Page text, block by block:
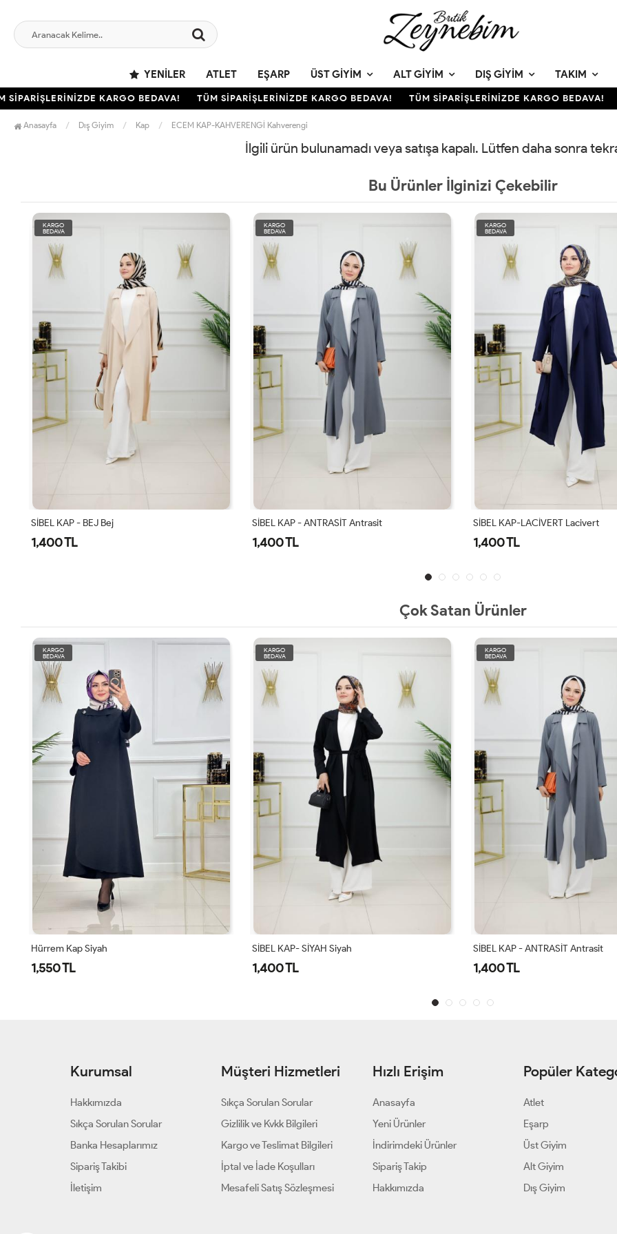
YENILER ATLET EŞARP ÜST GIYIM ALT GIYIM DIŞ GIYIM TAKIM
KARGO BEDAVA! TÜM SİPARİŞLERİNİZDE KARGO BEDAVA! TÜM SİPARİŞLERİNİZDE KARGO BEDAVA!
Anasayfa Dış Giyim Kap ECEM KAP-KAHVERENGİ Kahverengi
İlgili ürün bulunamadı veya satışa kapalı. Lütfen daha sonra
Bu Ürünler İlginizi Çekebilir
KARGO
BEDAVA
SİBEL KAP - ANTRASİT Antrasit
1,400 TL
KARGO
BEDAVA
SİBEL KAP-LACİVERT Lacivert
1,400 TL
KARGO
BEDAVA
HÜRREM KAP KIŞLIK-BEJ
1,750 TL
Çok Satan Ürünler
KARGO
BEDAVA
SİBEL KAP- SİYAH Siyah
1,400 TL
KARGO
BEDAVA
SİBEL KAP - ANTRASİT Antrasit
1,400 TL
KARGO
BEDAVA
Hürrem Kap Lacivert
1,550 TL
Kurumsal
Hakkımızda
Sıkça Sorulan Sorular
Banka Hesaplarımız
Sipariş Takibi
İletişim
Müşteri Hizmetleri
Sıkça Sorulan Sorular
Gizlilik ve Kvkk Bilgileri
Kargo ve Teslimat Bilgileri
İptal ve İade Koşulları
Mesafeli Satış Sözleşmesi
Hızlı Erişim
Anasayfa
Yeni Ürünler
İndirimdeki Ürünler
Sipariş Takip
Hakkımızda
Popüler
Atlet
Eşarp
Üst Giyim
Alt Giyim
Dış Giyim